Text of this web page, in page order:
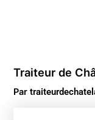
Traiteur de
Par